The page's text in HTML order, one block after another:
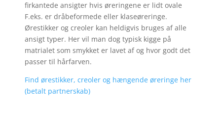
firkantede ansigter hvis øreringene er lidt ovale
F.eks. er dråbeformede eller klaseøreringe.
Ørestikker og creoler kan heldigvis bruges af alle
ansigt typer. Her vil man dog typisk kigge på
matrialet som smykket er lavet af og hvor godt det
passer til hårfarven.
Find ørestikker, creoler og hængende øreringe her
(betalt partnerskab)